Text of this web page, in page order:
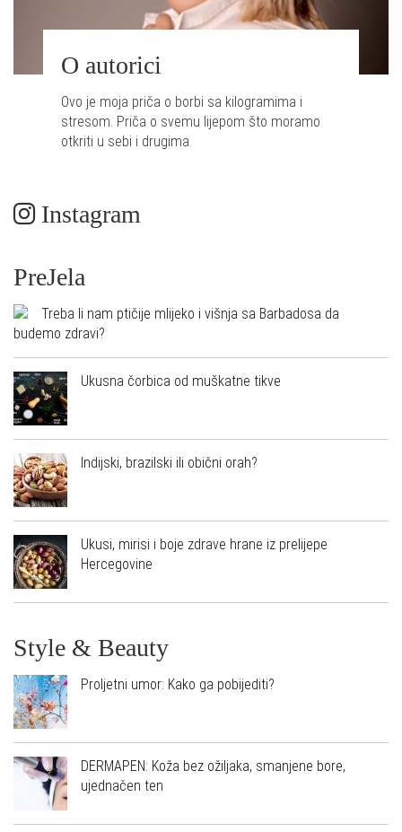
O autorici
Ovo je moja priča o borbi sa kilogramima i
stresom. Priča o svemu lijepom što moramo
otkriti u sebi i drugima.
Instagram
PreJela
Treba li nam ptičije mlijeko i višnja sa Barbadosa da
budemo zdravi?
Ukusna čorbica od muškatne tikve
Indijski, brazilski ili obični orah?
Ukusi, mirisi i boje zdrave hrane iz prelijepe
Hercegovine
Style & Beauty
Proljetni umor: Kako ga pobijediti?
DERMAPEN: Koža bez ožiljaka, smanjene bore,
ujednačen ten